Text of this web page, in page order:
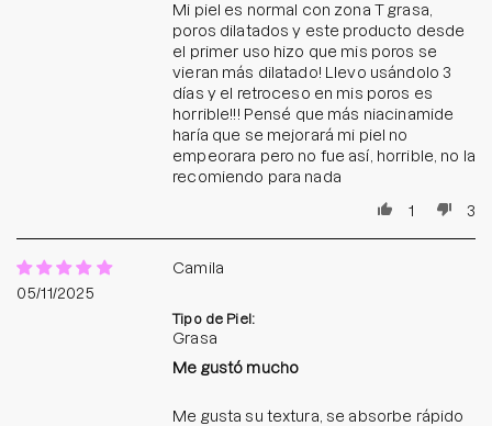
Mi piel es normal con zona T grasa,
poros dilatados y este producto desde
el primer uso hizo que mis poros se
vieran más dilatado! Llevo usándolo 3
días y el retroceso en mis poros es
horrible!!! Pensé que más niacinamide
haría que se mejorará mi piel no
empeorara pero no fue así, horrible, no la
recomiendo para nada
1
3
05/11/2025
Camila
Tipo de Piel:
Grasa
Me gustó mucho
Me gusta su textura, se absorbe rápido